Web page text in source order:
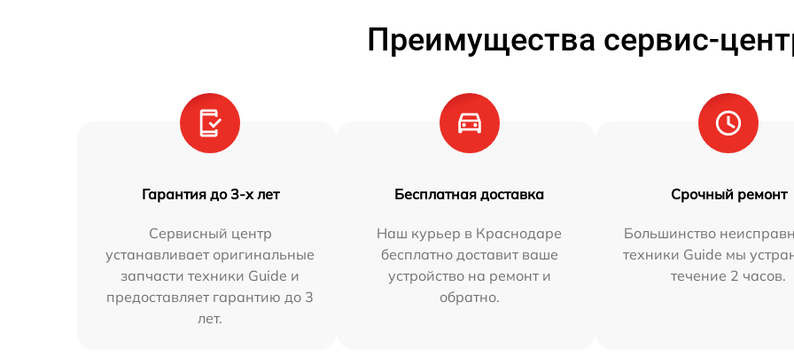
Преимущества сервис-
Гарантия до 3-х лет
Сервисный центр
устанавливает оригинальные
запчасти техники Guide и
предоставляет гарантию до 3
лет.
Бесплатная доставка
Наш курьер в Краснодаре
бесплатно доставит ваше
устройство на ремонт и
обратно.
Срочный ремонт
Большинство
техники Guide мы
течение 2 часов.